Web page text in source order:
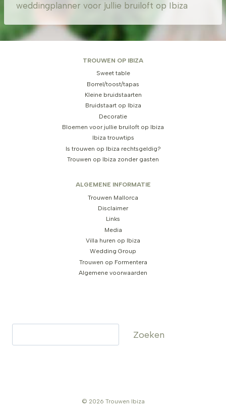
weddingplanner voor jullie bruiloft op Ibiza
TROUWEN OP IBIZA
Sweet table
Borrel/toost/tapas
Kleine bruidstaarten
Bruidstaart op Ibiza
Decoratie
Bloemen voor jullie bruiloft op Ibiza
Ibiza trouwtips
Is trouwen op Ibiza rechtsgeldig?
Trouwen op Ibiza zonder gasten
ALGEMENE INFORMATIE
Trouwen Mallorca
Disclaimer
Links
Media
Villa huren op Ibiza
Wedding Group
Trouwen op Formentera
Algemene voorwaarden
Zoeken
© 2026 Trouwen Ibiza